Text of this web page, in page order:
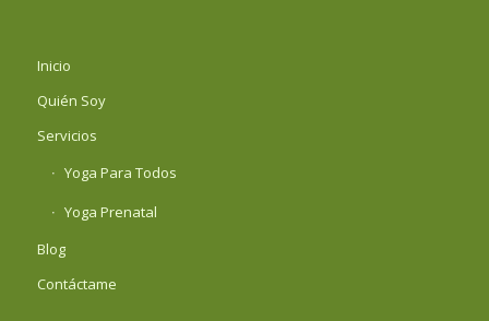
Inicio
Quién Soy
Servicios
Yoga Para Todos
Yoga Prenatal
Blog
Contáctame